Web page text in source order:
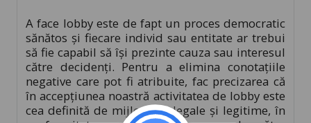
A face lobby este de fapt un proces democratic
sănătos și fiecare individ sau entitate ar trebui
să fie capabil să își prezinte cauza sau interesul
către decidenți. Pentru a elimina conotațiile
negative care pot fi atribuite, fac precizarea că
în accepțiunea noastră activitatea de lobby este
cea definită de mijloacele legale și legitime, în